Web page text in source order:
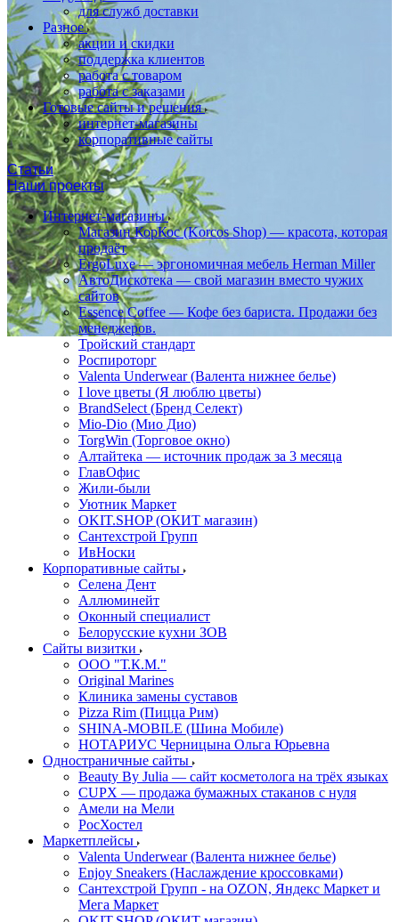
для служб доставки
Разное
акции и скидки
поддержка клиентов
работа с товаром
работа с заказами
Готовые сайты и решения
интернет-магазины
корпоративные сайты
Статьи
Наши проекты
Интернет-магазины
Магазин КорКос (Korcos Shop) — красота, которая
продаёт
ErgoLuxe — эргономичная мебель Herman Miller
АвтоДискотека — свой магазин вместо чужих
сайтов
Essence Coffee — Кофе без бариста. Продажи без
менеджеров.
Тройский стандарт
Роспироторг
Valenta Underwear (Валента нижнее белье)
I love цветы (Я люблю цветы)
BrandSelect (Бренд Селект)
Mio-Dio (Мио Дио)
TorgWin (Торговое окно)
Алтайтека — источник продаж за 3 месяца
ГлавОфис
Жили-были
Уютник Маркет
OKIT.SHOP (ОКИТ магазин)
Сантехстрой Групп
ИвНоски
Корпоративные сайты
Селена Дент
Аллюминейт
Оконный специалист
Белорусские кухни ЗОВ
Сайты визитки
ООО "Т.К.М."
Original Marines
Клиника замены суставов
Pizza Rim (Пицца Рим)
SHINA-MOBILE (Шина Мобиле)
НОТАРИУС Черницына Ольга Юрьевна
Одностраничные сайты
Beauty By Julia — сайт косметолога на трёх языках
CUPX — продажа бумажных стаканов с нуля
Амели на Мели
РосХостел
Маркетплейсы
Valenta Underwear (Валента нижнее белье)
Enjoy Sneakers (Наслаждение кроссовками)
Сантехcтрой Групп - на OZON, Яндекс Маркет и
Мега Маркет